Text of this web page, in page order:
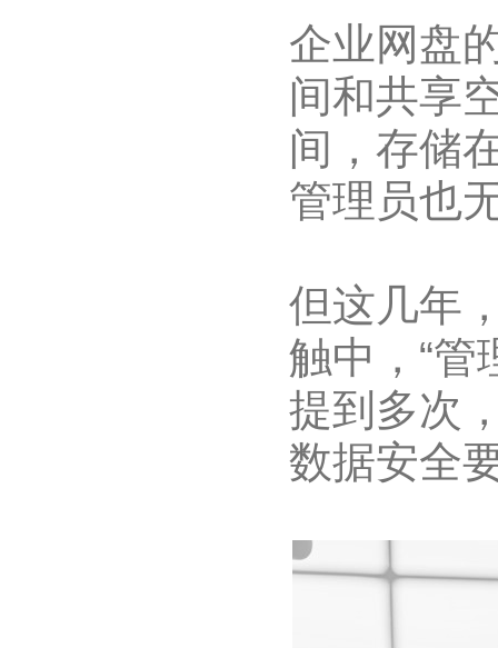
企业网盘
间和共享
间，存储
管理员也
但这几年
触中，“管
提到多次
数据安全